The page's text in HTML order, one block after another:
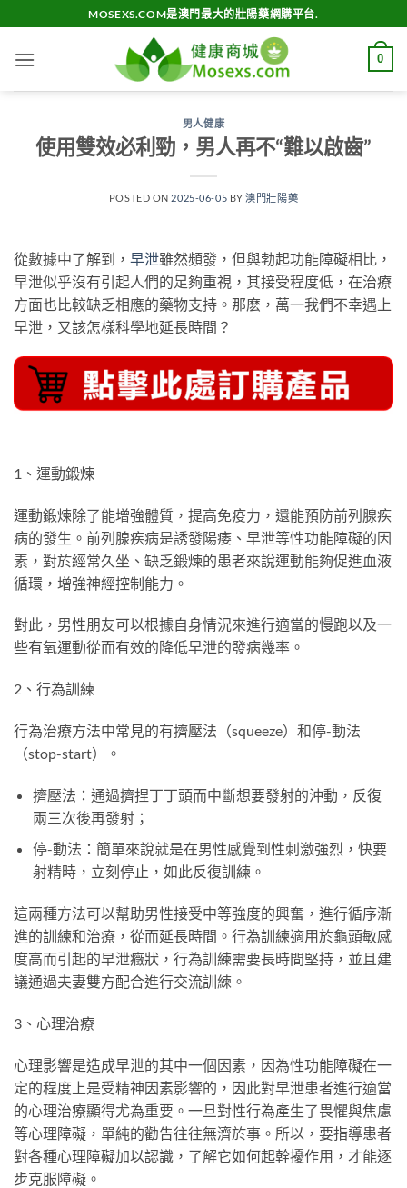
to
content
MOSEXS.COM是澳門最大的壯陽藥網購平台.
0
男人健康
使用雙效必利勁，男人再不“難以啟齒”
POSTED ON 2025-06-05 BY澳門壯陽藥
從數據中了解到， 早泄雖然頻發，但與勃起功能障礙相比，
早泄似乎沒有引起人們的足夠重視，其接受程度低，在治療
方面也比較缺乏相應的藥物支持。那麽，萬一我們不幸遇上
早泄，又該怎樣科學地延長時間？
1、運動鍛煉
運動鍛煉除了能增強體質，提高免疫力，還能預防前列腺疾
病的發生。前列腺疾病是誘發陽痿、早泄等性功能障礙的因
素，對於經常久坐、缺乏鍛煉的患者來說運動能夠促進血液
循環，增強神經控制能力。
對此，男性朋友可以根據自身情況來進行適當的慢跑以及一
些有氧運動從而有效的降低早泄的發病幾率。
2、行為訓練
行為治療方法中常見的有擠壓法（squeeze）和停-動法
（stop-start）。
擠壓法：通過擠捏丁丁頭而中斷想要發射的沖動，反復
兩三次後再發射；
停-動法：簡單來說就是在男性感覺到性刺激強烈，快要
射精時，立刻停止，如此反復訓練。
這兩種方法可以幫助男性接受中等強度的興奮，進行循序漸
進的訓練和治療，從而延長時間。行為訓練適用於龜頭敏感
度高而引起的早泄癥狀，行為訓練需要長時間堅持，並且建
議通過夫妻雙方配合進行交流訓練。
3、心理治療
心理影響是造成早泄的其中一個因素，因為性功能障礙在一
定的程度上是受精神因素影響的，因此對早泄患者進行適當
的心理治療顯得尤為重要。一旦對性行為產生了畏懼與焦慮
等心理障礙，單純的勸告往往無濟於事。所以，要指導患者
對各種心理障礙加以認識，了解它如何起幹擾作用，才能逐
步克服障礙。